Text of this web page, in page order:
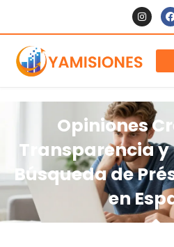
Opiniones
Transparencia y
Búsqueda de
en